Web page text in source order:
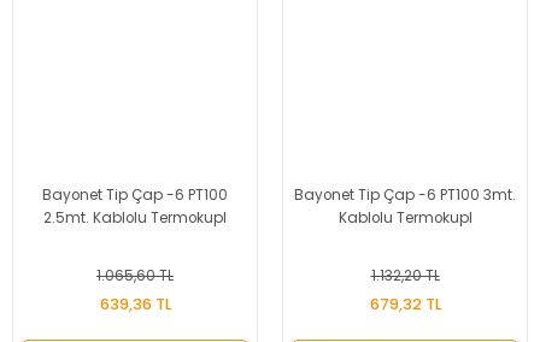
Bayonet Tip Çap -6 PT100
2.5mt. Kablolu Termokupl
1.065,60 TL
639,36 TL
Bayonet Tip Çap -6 PT100 3mt.
Kablolu Termokupl
1.132,20 TL
679,32 TL